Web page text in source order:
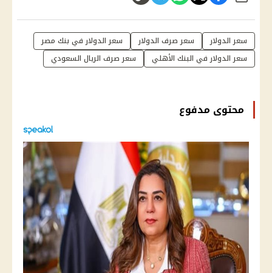
سعر الدولار سعر صرف الدولار
سعر الدولار في بنك مصر
سعر الدولار في البنك الأهلي
سعر صرف الريال السعودي
محتوى مدفوع